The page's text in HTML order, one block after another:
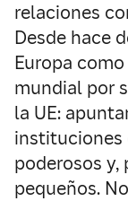
relaciones
Desde hace
Europa
mundial por
la UE:
instituciones
poderosos y,
pequeños.